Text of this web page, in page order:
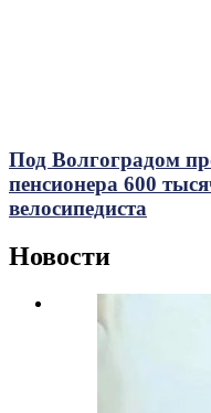
Под Волгоградом
пенсионера 600
велосипедиста
Новости